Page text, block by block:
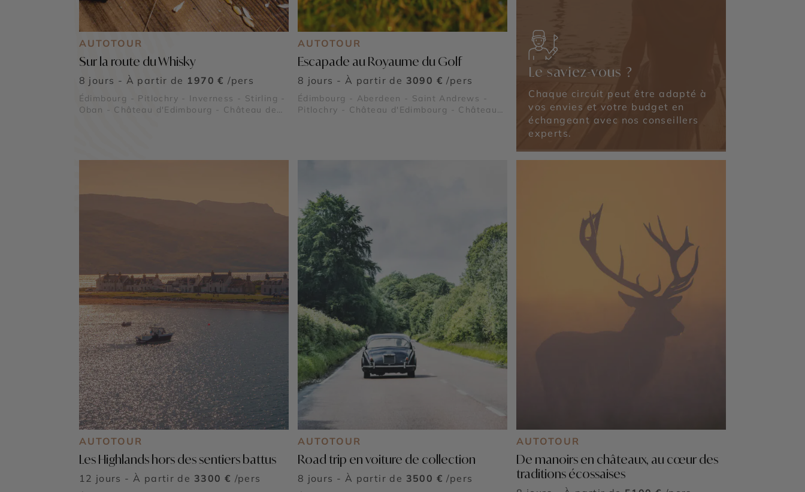
AUTOTOUR
Sur la route du Whisky
8 jours - À partir de 1970 € /pers
Édimbourg - Pitlochry - Inverness - Stirling -
Oban - Château d'Edimbourg - Château de
AUTOTOUR
Escapade au Royaume du Golf
8 jours - À partir de 3090 € /pers
Édimbourg - Aberdeen - Saint Andrews -
Pitlochry - Château d'Edimbourg - Château
Le saviez-vous ?
Chaque circuit peut être adapté à
vos envies et votre budget en
échangeant avec nos conseillers
experts.
AUTOTOUR
Les Highlands hors des sentiers battus
12 jours - À partir de 3300 € /pers
AUTOTOUR
Road trip en voiture de collection
8 jours - À partir de 3500 € /pers
AUTOTOUR
De manoirs en châteaux, au cœur des
traditions écossaises